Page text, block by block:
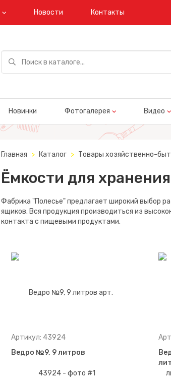
Новости Контакты
Новинки Фотогалерея Видео
Главная Каталог Товары хозяйственно-
Ёмкости для
Фабрика "Полесье" предлагает широкий выбор
ящиков. Вся продукция производиться из
контакта с пищевыми продуктами.
Артикул: 43924
Ведро №9, 9 литров